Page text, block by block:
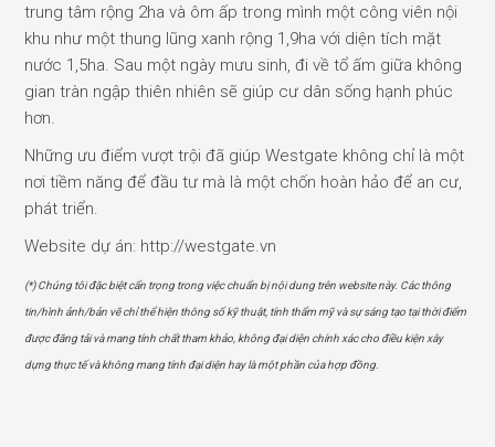
trung tâm rộng 2ha và ôm ấp trong mình một công viên nội
khu như một thung lũng xanh rộng 1,9ha với diện tích mặt
nước 1,5ha. Sau một ngày mưu sinh, đi về tổ ấm giữa không
gian tràn ngập thiên nhiên sẽ giúp cư dân sống hạnh phúc
hơn.
Những ưu điểm vượt trội đã giúp Westgate không chỉ là một
nơi tiềm năng để đầu tư mà là một chốn hoàn hảo để an cư,
phát triển.
Website dự án: http://westgate.vn
(*) Chúng tôi đặc biệt cẩn trọng trong việc chuẩn bị nội dung trên website này. Các thông
tin/hình ảnh/bản vẽ chỉ thể hiện thông số kỹ thuật, tính thẩm mỹ và sự sáng tạo tại thời điểm
được đăng tải và mang tính chất tham khảo, không đại diện chính xác cho điều kiện xây
dựng thực tế và không mang tính đại diện hay là một phần của hợp đồng.